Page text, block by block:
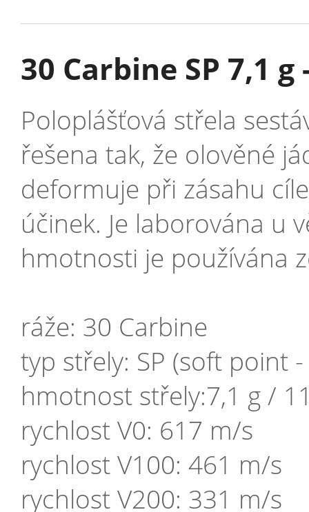
30 Carbine SP 7,1
Poloplášťová střela
řešena tak, že olověné
deformuje při zásahu
účinek. Je laborována u
hmotnosti je používána
ráže: 30 Carbine
typ střely: SP (soft point
hmotnost střely:7,1 g /
rychlost V0: 617 m/s
rychlost V100: 461 m/s
rychlost V200: 331 m/s